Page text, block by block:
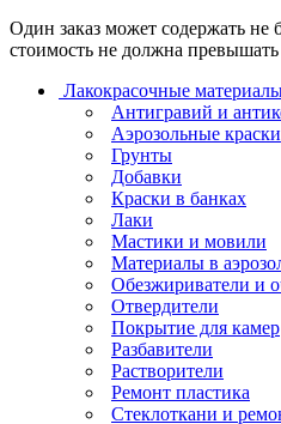
Один заказ может содержать не
стоимость не должна
Лакокрасочные
Антигравий и
Аэрозольные краски
Грунты
Добавки
Краски в банках
Лаки
Мастики и мовили
Материалы в
Обезжириватели и
Отвердители
Покрытие для камер
Разбавители
Растворители
Ремонт пластика
Стеклоткани и